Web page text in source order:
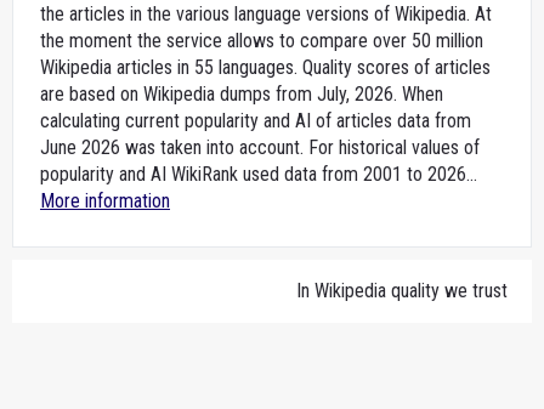
the articles in the various language versions of Wikipedia. At
the moment the service allows to compare over 50 million
Wikipedia articles in 55 languages. Quality scores of articles
are based on Wikipedia dumps from July, 2026. When
calculating current popularity and AI of articles data from
June 2026 was taken into account. For historical values of
popularity and AI WikiRank used data from 2001 to 2026...
More information
In Wikipedia quality we trust